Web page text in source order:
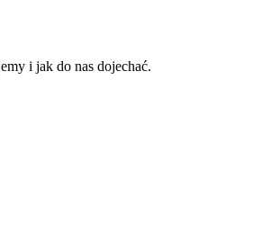
i jak do nas dojechać.